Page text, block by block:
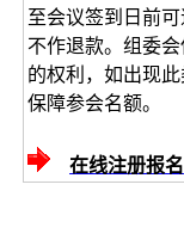
至会议签到日前
不作退款。组委
的权利，如出现
保障参会名额。
在线注册报名